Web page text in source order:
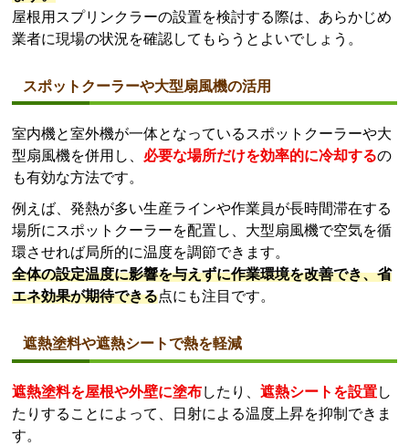
屋根用スプリンクラーの設置を検討する際は、あらかじめ
業者に現場の状況を確認してもらうとよいでしょう。
スポットクーラーや大型扇風機の活用
室内機と室外機が一体となっているスポットクーラーや大
型扇風機を併用し、 必要な場所だけを効率的に冷却するの
も有効な方法です。
例えば、発熱が多い生産ラインや作業員が長時間滞在する
場所にスポットクーラーを配置し、大型扇風機で空気を循
環させれば局所的に温度を調節できます。
全体の設定温度に影響を与えずに作業環境を改善でき、省
エネ効果が期待できる点にも注目です。
遮熱塗料や遮熱シートで熱を軽減
遮熱塗料を屋根や外壁に塗布したり、遮熱シートを設置し
たりすることによって、日射による温度上昇を抑制できま
す。